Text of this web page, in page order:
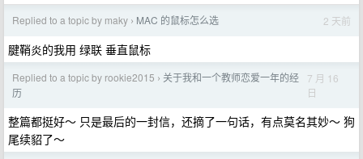
Replied to a topic by maky › MAC 的鼠标怎么选 2 天前
腱鞘炎的我用 绿联 垂直鼠标
Replied to a topic by rookie2015 › 关于我和一个教师恋爱一年的经
历
7 月 16
日
整篇都挺好～ 只是最后的一封信，还摘了一句话，有点莫名其妙～ 狗
尾续貂了～